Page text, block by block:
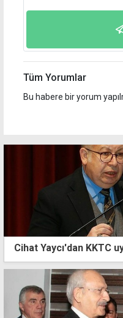
Tüm Yorumlar
Bu habere bir yorum
Cihat Yaycı'dan KKTC